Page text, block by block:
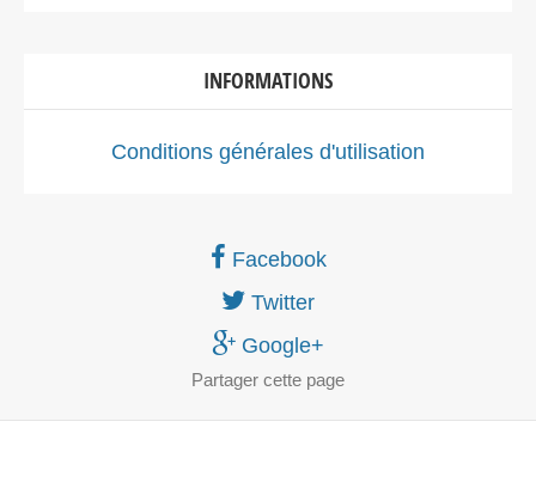
INFORMATIONS
Conditions générales d'utilisation
Facebook
Twitter
Google+
Partager cette page